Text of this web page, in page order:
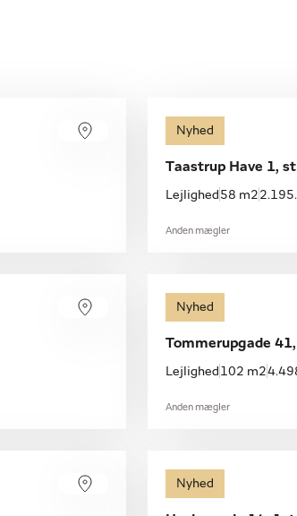
Nyhed
Taastrup Have 1,
Lejlighed 58 m2
Anden mægler
Nyhed
Tommerupgade
Lejlighed 102 m2
Anden mægler
Nyhed